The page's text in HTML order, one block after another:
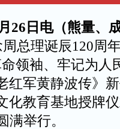
26日电（熊量、
总理诞辰120周
领袖、牢记为人
军黄静波传》
化教育基地授牌
满举行。